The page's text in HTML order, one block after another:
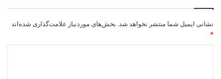
نشانی ایمیل شما منتشر نخواهد شد. بخش‌های موردنیاز علامت‌گذاری شده‌اند
*